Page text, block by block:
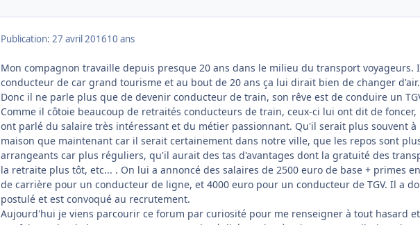
Publication: 27 avril 201610 ans
Mon compagnon travaille depuis presque 20 ans dans le milieu du transport voyageurs.
conducteur de car grand tourisme et au bout de 20 ans ça lui dirait bien de changer d'air.
Donc il ne parle plus que de devenir conducteur de train, son rêve est de conduire un
Comme il côtoie beaucoup de retraités conducteurs de train, ceux-ci lui ont dit de foncer,
ont parlé du salaire très intéressant et du métier passionnant. Qu'il serait plus souvent à
maison que maintenant car il serait certainement dans notre ville, que les repos sont
arrangeants car plus réguliers, qu'il aurait des tas d'avantages dont la gratuité des
la retraite plus tôt, etc... . On lui a annoncé des salaires de 2500 euro de base + primes
de carrière pour un conducteur de ligne, et 4000 euro pour un conducteur de TGV. Il a
postulé et est convoqué au recrutement.
Aujourd'hui je viens parcourir ce forum par curiosité pour me renseigner à tout hasard